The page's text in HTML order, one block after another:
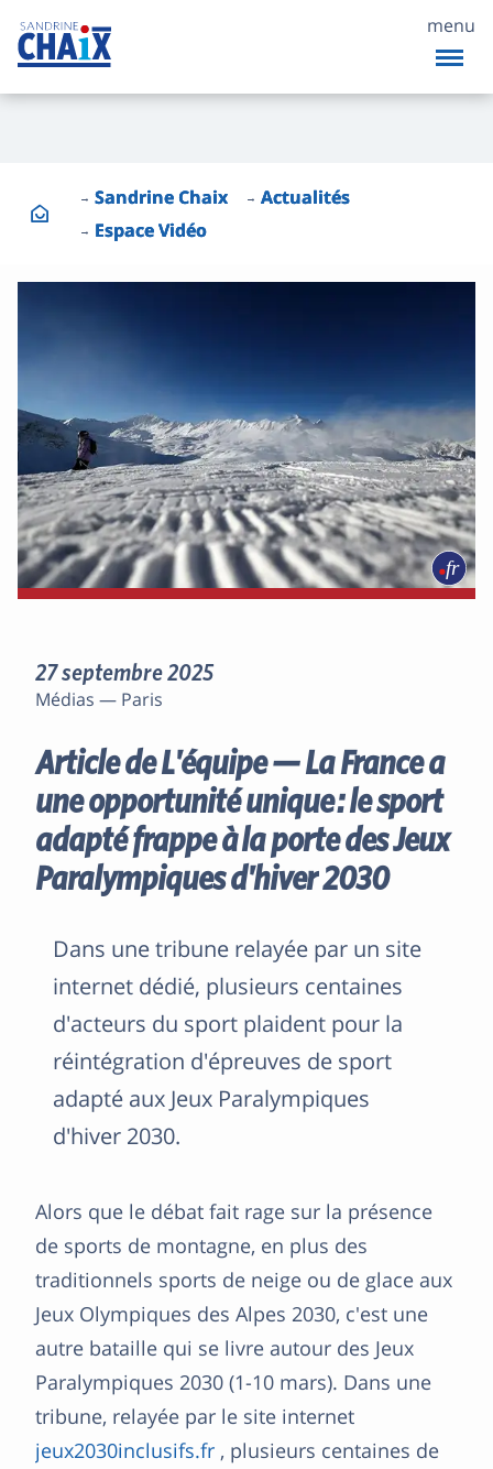
menu
Sandrine Chaix
Actualités
Espace Vidéo
27 septembre 2025
Médias — Paris
Article de L'équipe — La France a
une opportunité unique : le sport
adapté frappe à la porte des Jeux
Paralympiques d'hiver 2030
Dans une tribune relayée par un site
internet dédié, plusieurs centaines
d'acteurs du sport plaident pour la
réintégration d'épreuves de sport
adapté aux Jeux Paralympiques
d'hiver 2030.
Alors que le débat fait rage sur la présence
de sports de montagne, en plus des
traditionnels sports de neige ou de glace aux
Jeux Olympiques des Alpes 2030, c'est une
autre bataille qui se livre autour des Jeux
Paralympiques 2030 (1-10 mars). Dans une
tribune, relayée par le site internet
jeux2030inclusifs.fr , plusieurs centaines de